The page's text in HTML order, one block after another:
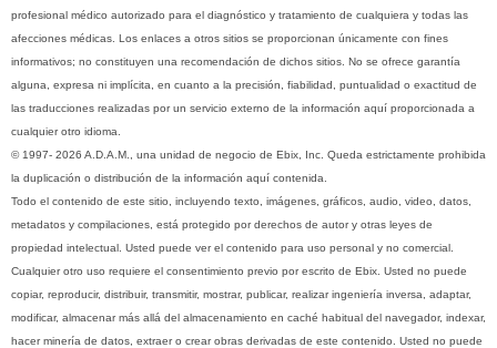
profesional médico autorizado para el diagnóstico y tratamiento de cualquiera y todas las
afecciones médicas. Los enlaces a otros sitios se proporcionan únicamente con fines
informativos; no constituyen una recomendación de dichos sitios. No se ofrece garantía
alguna, expresa ni implícita, en cuanto a la precisión, fiabilidad, puntualidad o exactitud de
las traducciones realizadas por un servicio externo de la información aquí proporcionada a
cualquier otro idioma.
© 1997- 2026 A.D.A.M., una unidad de negocio de Ebix, Inc. Queda estrictamente prohibida
la duplicación o distribución de la información aquí contenida.
Todo el contenido de este sitio, incluyendo texto, imágenes, gráficos, audio, video, datos,
metadatos y compilaciones, está protegido por derechos de autor y otras leyes de
propiedad intelectual. Usted puede ver el contenido para uso personal y no comercial.
Cualquier otro uso requiere el consentimiento previo por escrito de Ebix. Usted no puede
copiar, reproducir, distribuir, transmitir, mostrar, publicar, realizar ingeniería inversa, adaptar,
modificar, almacenar más allá del almacenamiento en caché habitual del navegador, indexar,
hacer minería de datos, extraer o crear obras derivadas de este contenido. Usted no puede